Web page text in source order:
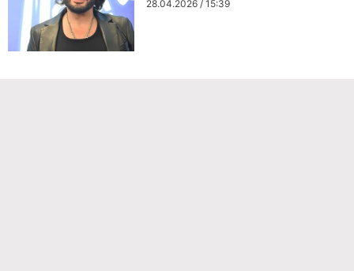
28.04.2026 / 15:39